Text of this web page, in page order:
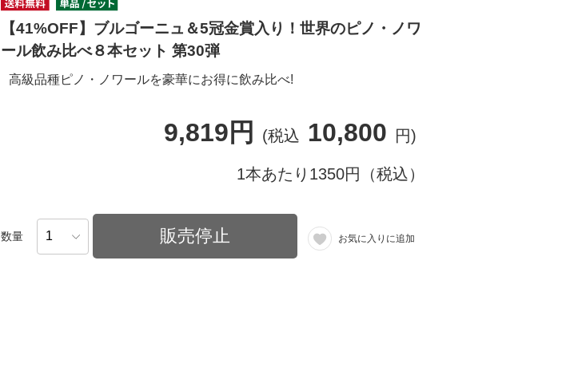
【41%OFF】ブルゴーニュ＆5冠金賞入り！世界のピノ・ノワ
ール飲み比べ８本セット 第30弾
高級品種ピノ・ノワールを豪華にお得に飲み比べ!
9,819円 (税込 10,800 円)
1本あたり1350円（税込）
数量 販売停止 お気に入りに追加